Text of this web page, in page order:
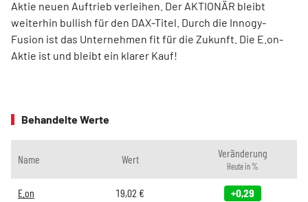
Aktie neuen Auftrieb verleihen. Der AKTIONÄR bleibt
weiterhin bullish für den DAX-Titel. Durch die Innogy-
Fusion ist das Unternehmen fit für die Zukunft. Die E.on-
Aktie ist und bleibt ein klarer Kauf!
Behandelte Werte
Name Wert Veränderung
Heute in %
E.on 19,02 € +0,29